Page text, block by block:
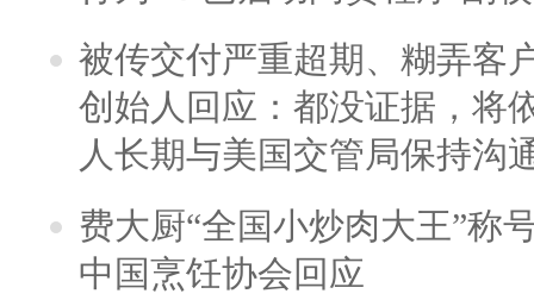
被传交付严重超期、糊弄客
创始人回应：都没证据，将
人长期与美国交管局保持沟
费大厨“全国小炒肉大王”称
中国烹饪协会回应